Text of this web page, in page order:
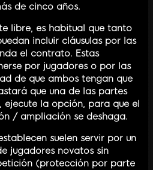
de cinco años.
libre, es habitual que tanto
incluir cláusulas por las
el contrato. Estas
por jugadores o por las
de que ambos tengan que
que una de las partes
ejecute la opción, para que el
/ ampliación se deshaga.
suelen servir por un
jugadores novatos sin
(protección por parte